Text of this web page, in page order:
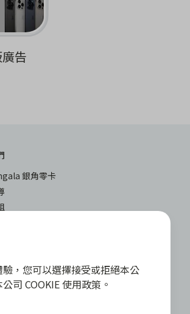
告
銀角零卡
，您可以選擇接受或拒絕本公
司 COOKIE 使用政策。